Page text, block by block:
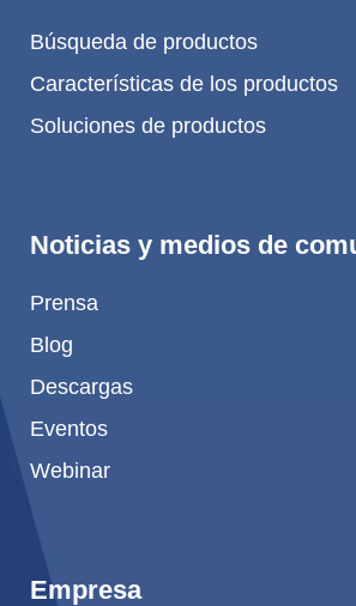
Búsqueda de productos
Características de los productos
Soluciones de productos
Noticias y medios de
Prensa
Blog
Descargas
Eventos
Webinar
Empresa